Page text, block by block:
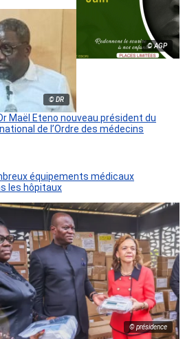
© AGP
© DR
Maël Eteno nouveau président du
de l’Ordre des médecins
équipements médicaux
les hôpitaux
© présidence